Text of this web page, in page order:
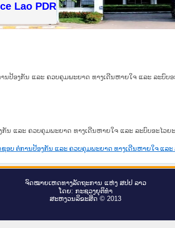
Lao PDR
ນປ້ອງກັນ ແລະ ຄວບຄຸມພະຍາດ ທາງເດີນຫາຍໃຈ ແລະ ລະບົ
ນ ແລະ ຄວບຄຸມພະຍາດ ທາງເດີນຫາຍໃຈ ແລະ ລະບົບອະໄ
ອບ ຕໍ່ການປ້ອງກັນ ແລະ ຄວບຄຸມພະຍາດ ທາງເດີນຫາຍໃຈ ແ
ຈົດ​ໝາຍ​ເຫດ​ທາງ​ລັດ​ຖະ​ການ ແຫ່ງ ສ​ປ​ປ ລາວ
ໂດຍ: ກະ​ຊວງຍຸ​ຕິ​ທຳ
ສະ​ຫງວນ​ລິ​ຂະ​ສິດ © 2013